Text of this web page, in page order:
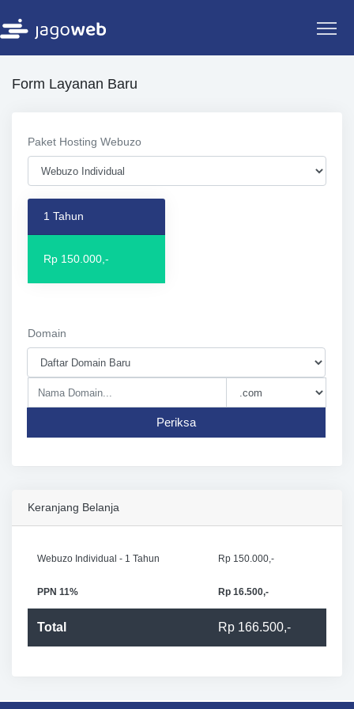
Form Layanan Baru
Paket Hosting Webuzo
1 Tahun
Rp 150.000,-
Domain
Periksa
Keranjang Belanja
Webuzo Individual - 1 Tahun Rp 150.000,-
PPN 11% Rp 16.500,-
Total Rp 166.500,-